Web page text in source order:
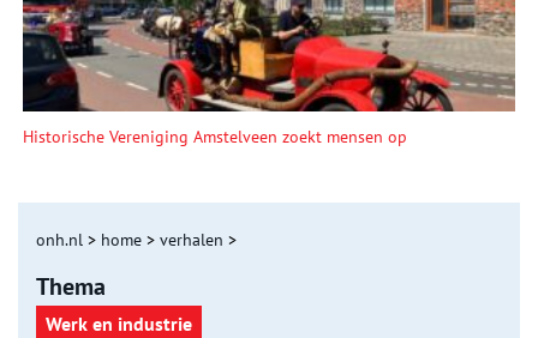
Historische Vereniging Amstelveen zoekt mensen op
onh.nl > home > verhalen >
Thema
Werk en industrie